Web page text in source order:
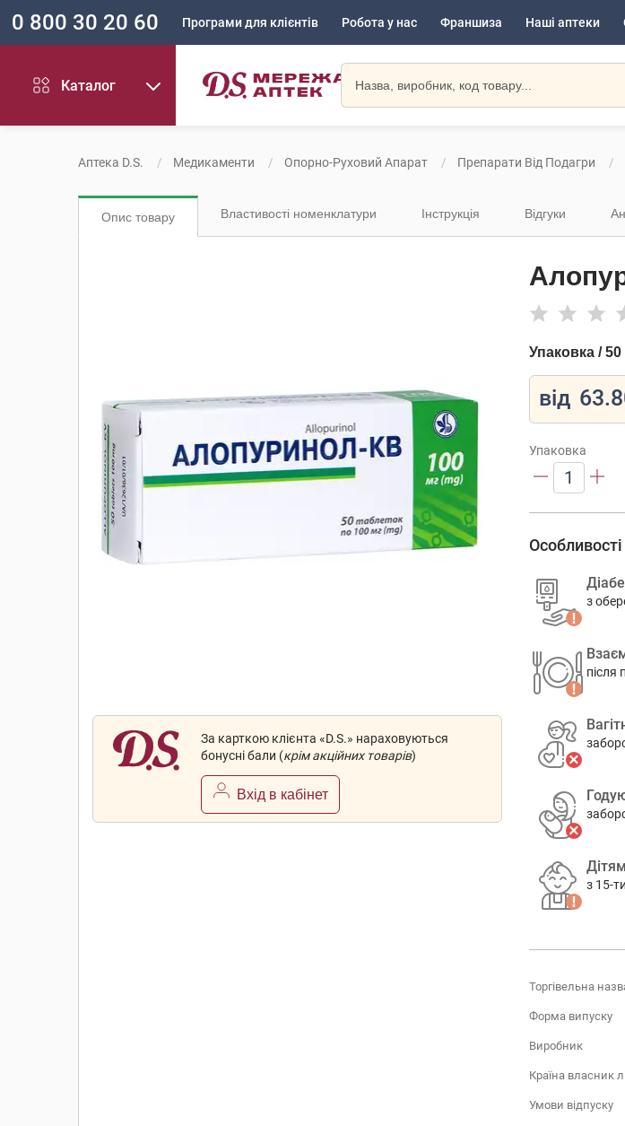
0 800 30 20 60 Програми для клієнтів Робота у нас Франшиза Наші аптеки
Каталог
Аптека D.S. Медикаменти Опорно-Руховий Апарат Препарати Від Подагри
Опис товару Властивості номенклатури Інструкція Відгуки
За карткою клієнта «D.S.» нараховуються
бонусні бали (крім акційних товарів)
Вхід в кабінет
Упаковка /
від
Упаковка
1
з
після
Дітям
з 15-
Торгівельна
Форма випуску
Виробник
Країна власник
Умови відпуску